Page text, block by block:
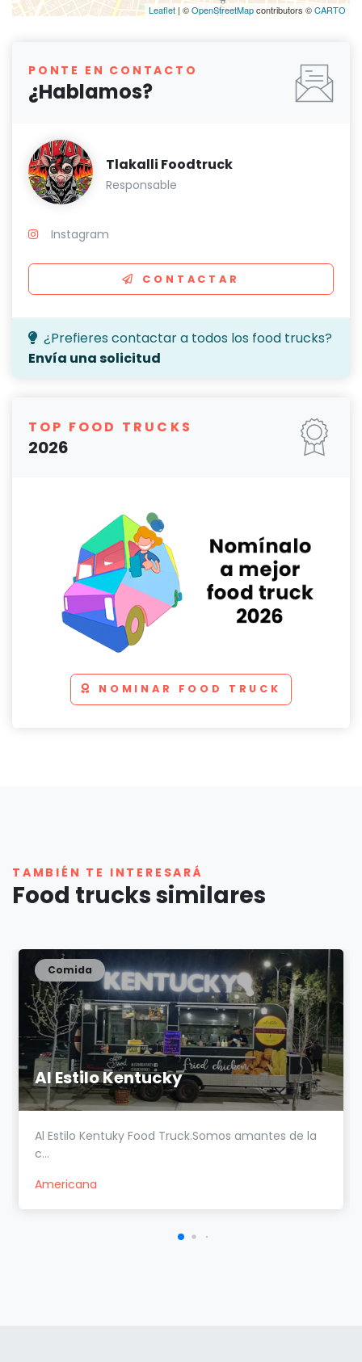
Leaflet | ©OpenStreetMapcontributors ©CARTO
PONTE EN CONTACTO
¿Hablamos?
Tlakalli Foodtruck
Responsable
Instagram
CONTACTAR
¿Prefieres contactar a todos los food trucks?
Envía una solicitud
TOP FOOD TRUCKS
2026
NOMINAR FOOD TRUCK
TAMBIÉN TE INTERESARÁ
Food trucks similares
Al Estilo Kentucky
Comida
Al Estilo Kentuky Food Truck.Somos amantes de la
c...
Americana